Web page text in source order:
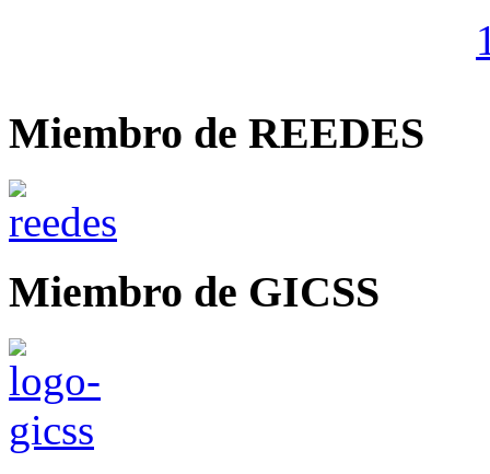
Miembro de REEDES
Miembro de GICSS